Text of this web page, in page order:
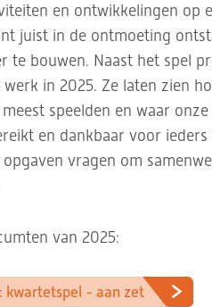
en ontwikkelingen op
juist in de ontmoeting
te bouwen. Naast het spel
in 2025. Ze laten zien
speelden en waar
en dankbaar voor
vragen om
van 2025:
kwartetspel - aan zet